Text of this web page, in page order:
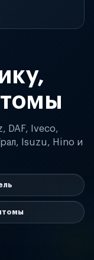
DAF, Iveco,
Isuzu, Hino и